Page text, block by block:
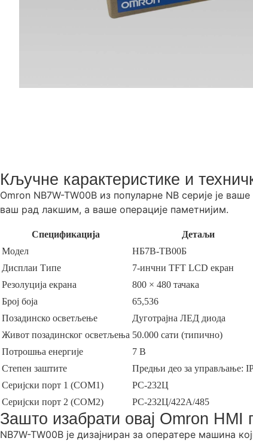
Кључне карактеристике и
Omron NB7W-TW00B из популарне NB серије је
ваш рад лакшим, а ваше операције паметнијим.
Спецификација
Детаљи
Модел
НБ7В-ТВ00Б
Дисплаи Типе
7-инчни TFT LCD екран
Резолуција екрана
800 × 480 тачака
Број боја
65,536
Позадинско осветљење
Дуготрајна ЛЕД диода
Живот позадинског осветљења 50.000 сати (типично)
Потрошња енергије
7 В
Степен заштите
Предњи део за управљање:
Серијски порт 1 (COM1)
РС-232Ц
Серијски порт 2 (COM2)
РС-232Ц/422А/485
Зашто изабрати овај Omron HMI
NB7W-TW00B је дизајниран за оператере машина